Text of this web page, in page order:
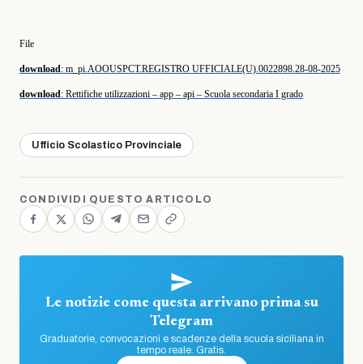
File
download: m_pi.AOOUSPCT.REGISTRO UFFICIALE(U).0022898.28-08-2025
download: Rettifiche utilizzazioni – app – api – Scuola secondaria I grado
Ufficio Scolastico Provinciale
CONDIVIDI QUESTO ARTICOLO
Le notizie come questa arrivano prima su
Telegram
Graduatorie, convocazioni e scadenze della scuola siciliana in
tempo reale. Gratis.